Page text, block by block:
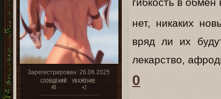
Зарегистрирован: 26.06.2025
СООБЩЕНИЙ:
45
УВАЖЕНИЕ:
+2
нет, никаких
вряд ли их
лекарство,
0